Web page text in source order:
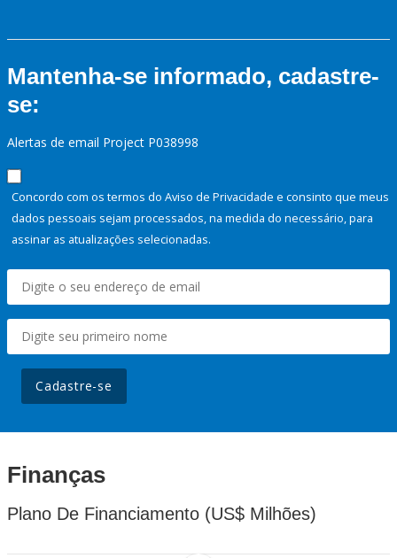
Mantenha-se informado, cadastre-
se:
Alertas de email Project P038998
Concordo com os termos do Aviso de Privacidade e consinto que meus
dados pessoais sejam processados, na medida do necessário, para
assinar as atualizações selecionadas.
Cadastre-se
Finanças
Plano De Financiamento (US$ Milhões)